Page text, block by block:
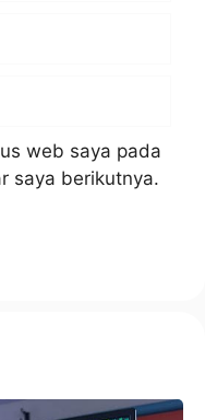
web saya pada
saya berikutnya.